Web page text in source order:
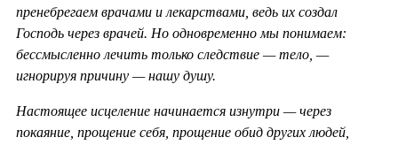
пренебрегаем врачами и лекарствами, ведь их создал
Господь через врачей. Но одновременно мы понимаем:
бессмысленно лечить только следствие — тело, —
игнорируя причину — нашу душу.
Настоящее исцеление начинается изнутри — через
покаяние, прощение себя, прощение обид других людей,